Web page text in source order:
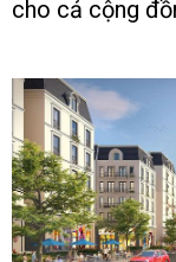
cho cả cộng